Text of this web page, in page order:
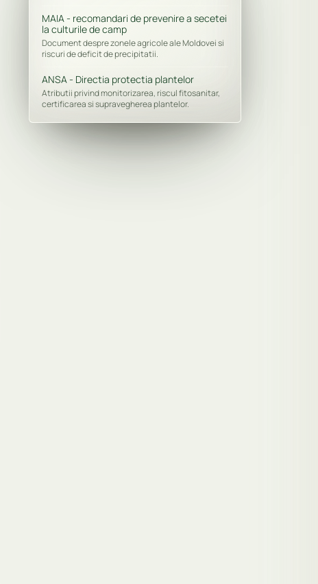
MAIA - recomandari de prevenire a secetei
la culturile de camp
Document despre zonele agricole ale Moldovei si
riscuri de deficit de precipitatii.
ANSA - Directia protectia plantelor
Atributii privind monitorizarea, riscul fitosanitar,
certificarea si supravegherea plantelor.